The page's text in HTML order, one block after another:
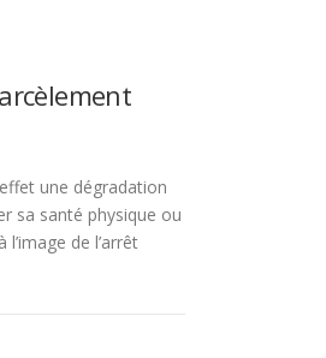
une dégradation
sa santé physique ou
de l’arrêt